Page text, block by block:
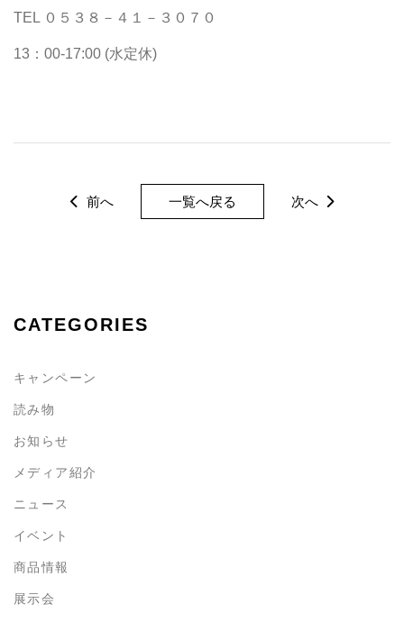
TEL ０５３８－４１－３０７０
13：00-17:00 (水定休)
前へ 一覧へ戻る 次へ
CATEGORIES
キャンペーン
読み物
お知らせ
メディア紹介
ニュース
イベント
商品情報
展示会